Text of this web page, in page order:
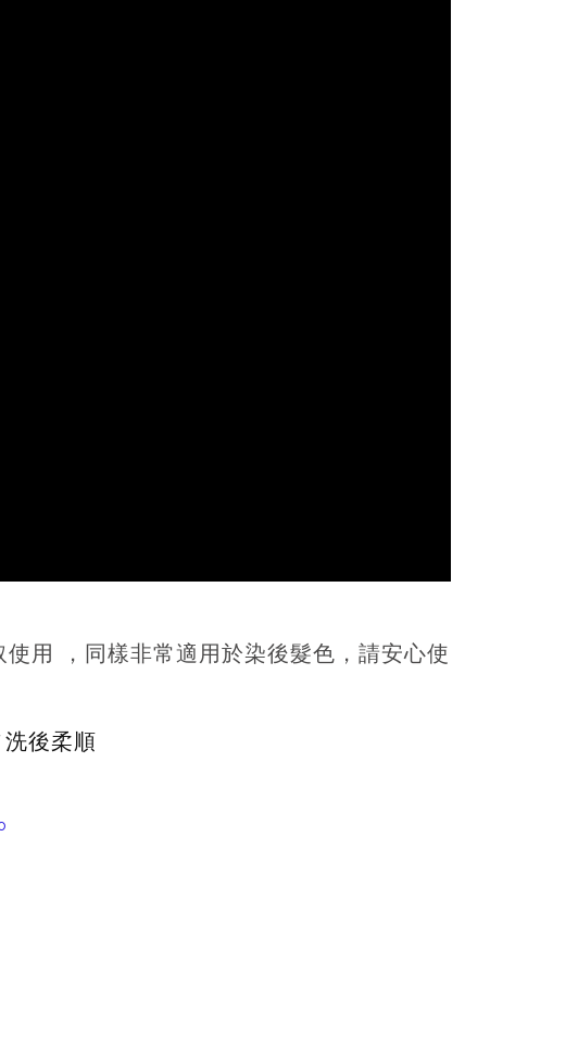
用 ，同樣非常適用於染後髮色，請安心使
後柔順